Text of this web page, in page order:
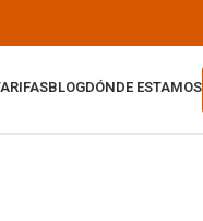
BLOGDÓNDE ESTAMOS